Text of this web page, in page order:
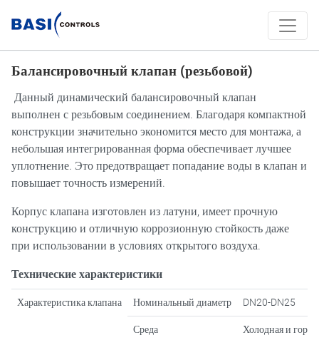
Балансировочный клапан (резьбовой)
Данный динамический балансировочный клапан
выполнен с резьбовым соединением. Благодаря компактной
конструкции значительно экономится место для монтажа, а
небольшая интегрированная форма обеспечивает лучшее
уплотнение. Это предотвращает попадание воды в клапан и
повышает точность измерений.
Корпус клапана изготовлен из латуни, имеет прочную
конструкцию и отличную коррозионную стойкость даже
при использовании в условиях открытого воздуха.
Технические характеристики
Характеристика клапана Номинальный диаметр DN20-DN25
Среда Холодная и